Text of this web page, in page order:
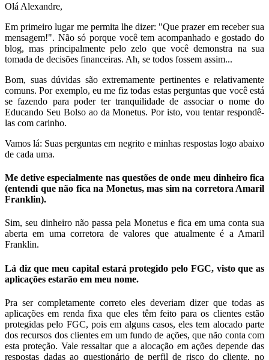
Olá Alexandre,
Em primeiro lugar me permita lhe dizer: "Que prazer em receber sua
mensagem!". Não só porque você tem acompanhado e gostado do
blog, mas principalmente pelo zelo que você demonstra na sua
tomada de decisões financeiras. Ah, se todos fossem assim...
Bom, suas dúvidas são extremamente pertinentes e relativamente
comuns. Por exemplo, eu me fiz todas estas perguntas que você está
se fazendo para poder ter tranquilidade de associar o nome do
Educando Seu Bolso ao da Monetus. Por isto, vou tentar respondê-
las com carinho.
Vamos lá: Suas perguntas em negrito e minhas respostas logo abaixo
de cada uma.
Me detive especialmente nas questões de onde meu dinheiro fica
(entendi que não fica na Monetus, mas sim na corretora Amaril
Franklin).
Sim, seu dinheiro não passa pela Monetus e fica em uma conta sua
aberta em uma corretora de valores que atualmente é a Amaril
Franklin.
Lá diz que meu capital estará protegido pelo FGC, visto que as
aplicações estarão em meu nome.
Pra ser completamente correto eles deveriam dizer que todas as
aplicações em renda fixa que eles têm feito para os clientes estão
protegidas pelo FGC, pois em alguns casos, eles tem alocado parte
dos recursos dos clientes em um fundo de ações, que não conta com
esta proteção. Vale ressaltar que a alocação em ações depende das
respostas dadas ao questionário de perfil de risco do cliente, no